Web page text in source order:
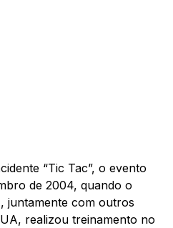
“Tic Tac”, o evento
de 2004, quando o
juntamente com outros
realizou treinamento no